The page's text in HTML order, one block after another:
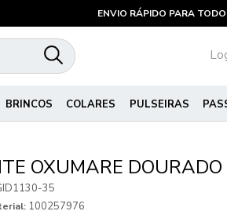
ENVIO RÁPIDO PARA
BRINCOS COLARES PULSEIRAS
OXUMARE
35
100257976